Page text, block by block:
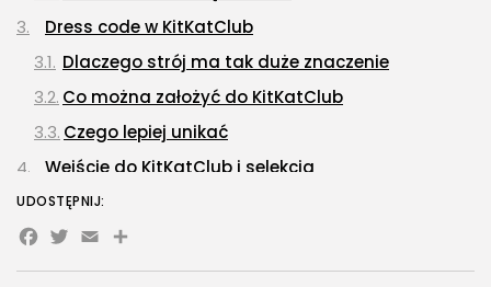
wybrać,...
OPUBLIKOWAŁ:
Dom i Ogród
212 Artykułów
Budownictwo/Nieruchomości
Dress code w KitKatClub
Dlaczego strój ma tak duże znaczenie
Co można założyć do KitKatClub
Czego lepiej unikać
Wejście do KitKatClub i selekcja
Czy wejście jest gwarantowane
Jak zwiększyć szanse na wejście
Kolejki i godziny przyjścia
UDOSTĘPNIJ:
Facebook
Twitter
EmailShare